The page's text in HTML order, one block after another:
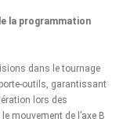
la programmation
dans le tournage
outils, garantissant
lors des
mouvement de l’axe B